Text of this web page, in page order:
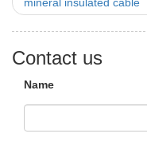
Contact us
Name